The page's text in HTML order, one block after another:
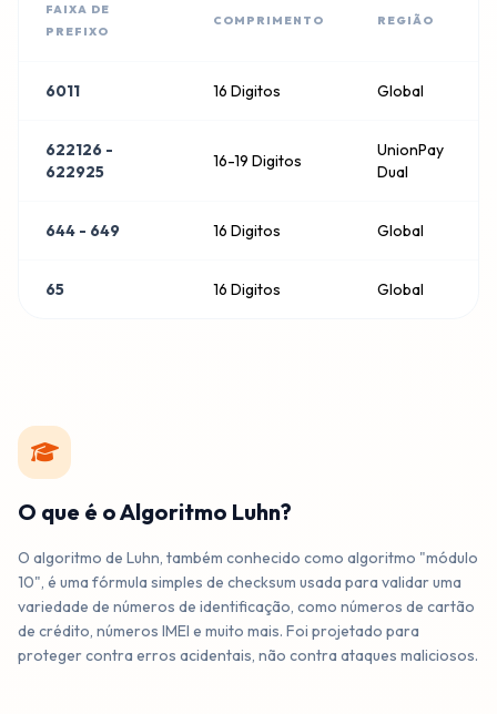
6470 4030 4346 0462
6483 0151 6877 9164
DISCOVER
6466 0097 8637 2644
FAIXA DE
PREFIXO
COMPRIMENTO REGIÃO
6011 16 Digitos Global
622126 -
622925
16-19 Digitos
UnionPay
Dual
644 - 649 16 Digitos Global
65 16 Digitos Global
O que é o Algoritmo Luhn?
O algoritmo de Luhn, também conhecido como algoritmo "módulo
10", é uma fórmula simples de checksum usada para validar uma
variedade de números de identificação, como números de cartão
de crédito, números IMEI e muito mais. Foi projetado para
proteger contra erros acidentais, não contra ataques maliciosos.